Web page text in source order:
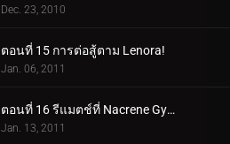
Dec. 23, 2010
ตอนที่ 15 การต่อสู้ตาม Lenora!
Jan. 06, 2011
ตอนที่ 16 รีแมตช์ที่ Nacrene Gym!
Jan. 13, 2011